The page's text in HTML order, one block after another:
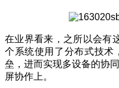
在业界看来，之所以会有
个系统使用了分布式技术
垒，进而实现多设备的协
屏协作上。